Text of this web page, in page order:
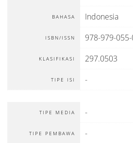
BAHASA Indonesia
ISBN/ISSN 978-979-
KLASIFIKASI 297.0503
TIPE ISI -
TIPE MEDIA -
TIPE PEMBAWA -